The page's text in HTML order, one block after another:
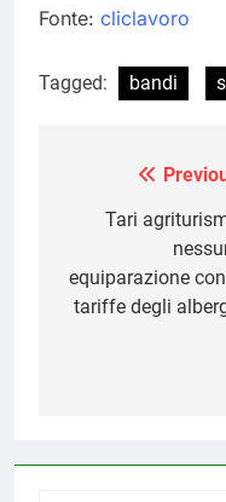
Fonte: cliclavoro
Tagged: bandi
Navigazione
articoli
Tari
equiparazione
tariffe degli